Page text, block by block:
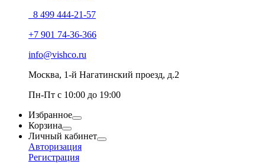
8 499 444-21-57
+7 901 74-36-366
info@vishco.ru
Москва, 1-й Нагатинский проезд, д.2
Пн-Пт с 10:00 до 19:00
Избранное
Корзина
Личный кабинет
Авторизация
Регистрация